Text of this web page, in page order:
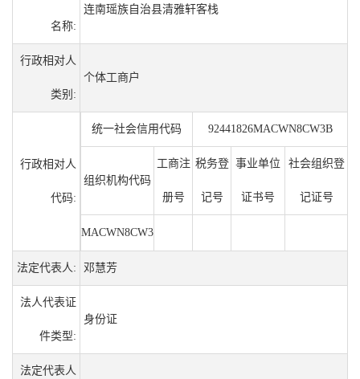
名称:
连南瑶族自治县清雅轩客栈
行政相对人
类别:
个体工商户
行政相对人
代码:
统一社会信用代码 92441826MACWN8CW3B
组织机构代码
工商注
册号
税务登
记号
事业单位
证书号
社会组织登
记证号
MACWN8CW3
法定代表人: 邓慧芳
法人代表证
件类型:
身份证
法定代表人